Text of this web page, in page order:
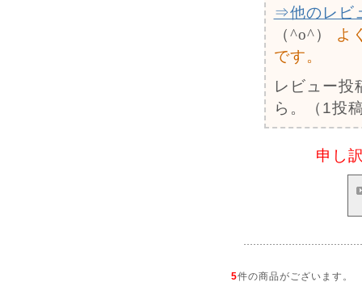
⇒他のレビ
（^o^）
よ
です。
レビュー投
ら。（1投
申し
5件の商品がございます。